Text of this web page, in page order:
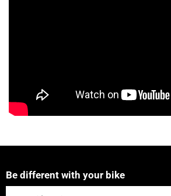
Be different with your bike